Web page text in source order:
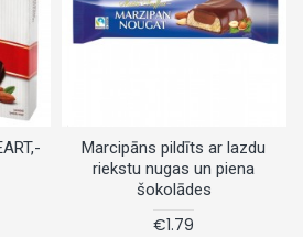
Marcipāns pildīts ar lazdu
riekstu nugas un piena
šokolādes
€1.79